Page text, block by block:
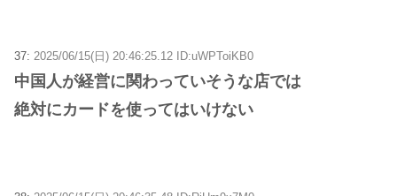
37: 2025/06/15(日) 20:46:25.12 ID:uWPToiKB0
中国人が経営に関わっていそうな店では
絶対にカードを使ってはいけない